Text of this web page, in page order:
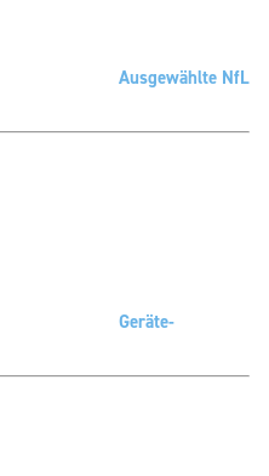
Ausgewählte NfL
Geräte-